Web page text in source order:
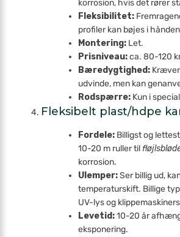
korrosion, hvis det rører
Fleksibilitet:
profiler kan bøjes i
Montering: Let.
Prisniveau:ca. 80-120
Bæredygtighed:
udvinde, men kan
Rodspærre: Kun i
Fleksibelt plast/hdpe
Fordele: Billigst og
10-20 m ruller til
korrosion.
Ulemper:Ser billig ud,
temperatur­skift. Billige
UV-lys og
Levetid:10-20 år
eksponering.